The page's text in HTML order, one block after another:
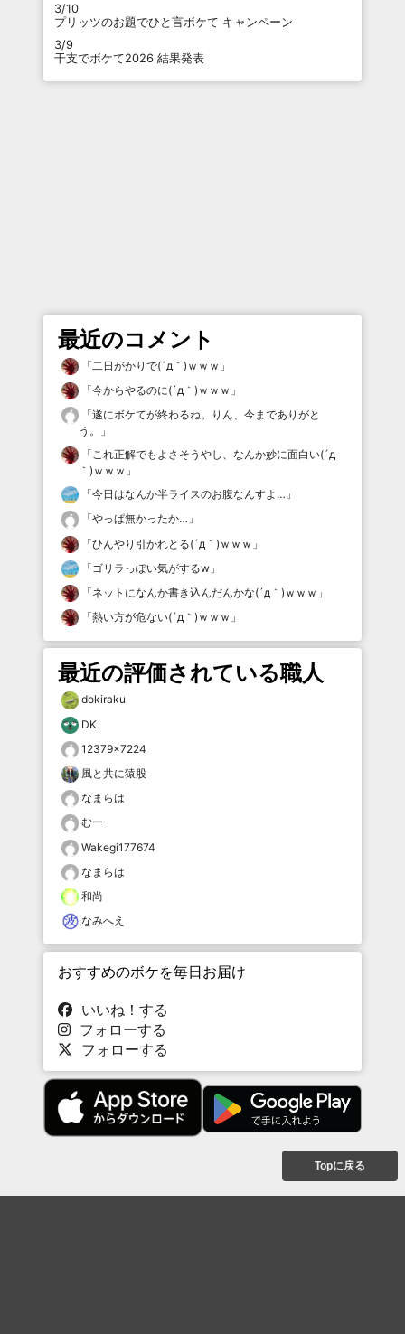
3/10
プリッツのお題でひと言ボケて キャンペーン
3/9
干支でボケて2026 結果発表
最近のコメント
「二日がかりで(´д｀)ｗｗｗ 」
「今からやるのに(´д｀)ｗｗｗ 」
「遂にボケてが終わるね。りん、今までありがと
う。
」
「これ正解でもよさそうやし、なんか妙に面白い(´д
｀)ｗｗｗ 」
「今日はなんか半ライスのお腹なんすよ… 」
「やっぱ無かったか… 」
「ひんやり引かれとる(´д｀)ｗｗｗ 」
「ゴリラっぽい気がするw 」
「ネットになんか書き込んだんかな(´д｀)ｗｗｗ 」
「熱い方が危ない(´д｀)ｗｗｗ 」
最近の評価されている職人
dokiraku
DK
12379×7224
風と共に猿股
なまらは
むー
Wakegi177674
なまらは
和尚
なみへえ
おすすめのボケを毎日お届け
いいね！する
フォローする
フォローする
Topに戻る